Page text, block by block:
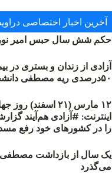
آخرین اخبار اختصاصی
حکم شش سال حبس امیر
آزادی از زندان و بستری در
۵۰درصدی ریه مصطفی دانشجو
۱۲ مارس (۲۱
را در کشورهای خود رفع
یک سال از بازداشت مصطفی
می‌گذرد